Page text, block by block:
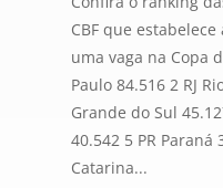
CBF que
uma vaga na Copa
Paulo 84.516 2 RJ
Grande do Sul
40.542 5 PR Paraná
Catarina...